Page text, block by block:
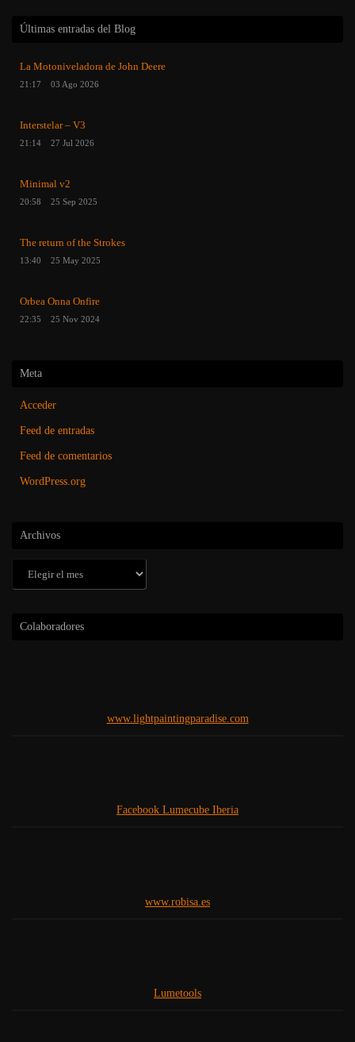
Últimas entradas del Blog
La Motoniveladora de John Deere
21:17 03 Ago 2026
Interstelar – V3
21:14 27 Jul 2026
Minimal v2
20:58 25 Sep 2025
The return of the Strokes
13:40 25 May 2025
Orbea Onna Onfire
22:35 25 Nov 2024
Meta
Acceder
Feed de entradas
Feed de comentarios
WordPress.org
Archivos
Colaboradores
www.lightpaintingparadise.com
Facebook Lumecube Iberia
www.robisa.es
Lumetools